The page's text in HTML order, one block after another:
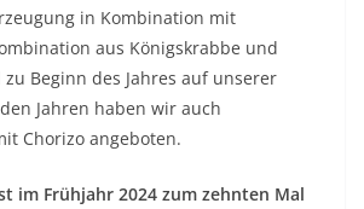
in Kombination mit
aus Königskrabbe und
zu Beginn des Jahres auf unserer
Jahren haben wir auch
Chorizo angeboten.
im Frühjahr 2024 zum zehnten Mal